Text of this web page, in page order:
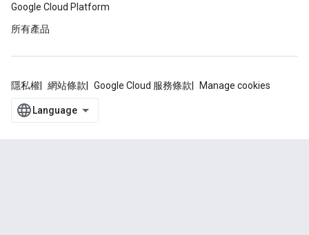
Google Cloud Platform
所有產品
隱私權 網站條款 Google Cloud 服務條款 Manage cookies